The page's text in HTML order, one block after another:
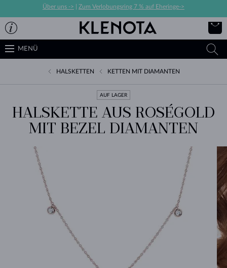
Über uns -> Zum Verlobungsring 7 % auf Eheringe->
MENÜ
HALSKETTEN KETTEN MIT DIAMANTEN
AUF LAGER
HALSKETTE AUS ROSÉGOLD
MIT BEZEL DIAMANTEN